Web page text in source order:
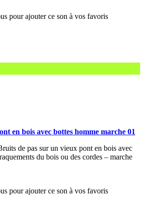
en bois avec bottes homme marche 01
de pas sur un vieux pont en bois avec
du bois ou des cordes – marche